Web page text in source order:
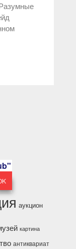
аукцион
картина
антиквариат